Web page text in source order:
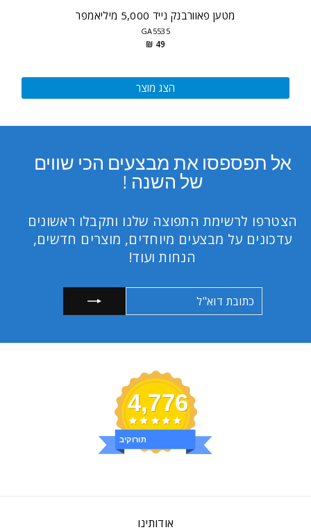
מטען פאוורבנק נייד 5,000 מיליאמפר
GA5535
49 ₪
הצג מוצר
אל תפספסו את מבצעים הכי שווים
של השנה !
הצטרפו לרשימת התפוצה שלנו ותקבלו ראשונים
עדכונים על מבצעים מיוחדים, מוצרים חדשים,
הנחות ועוד!
4,776
ביקורות
אודותינו